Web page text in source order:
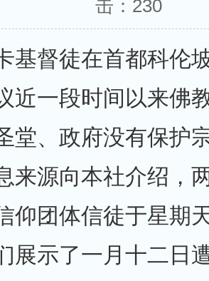
击： 230
基督徒在首都科伦
近一段时间以来佛
堂、政府没有保护
来源向本社介绍，
仰团体信徒于星期
展示了一月十二日